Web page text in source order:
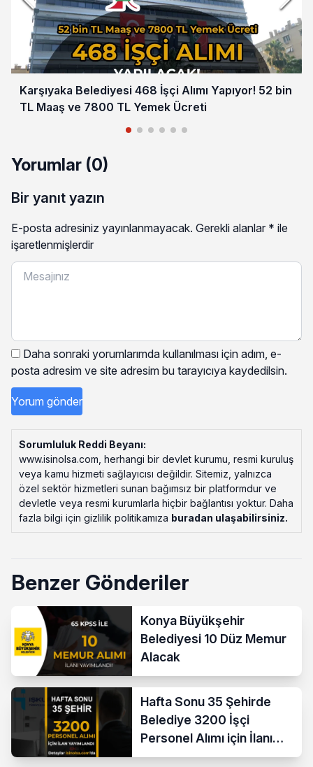
Karşıyaka Belediyesi 468 İşçi Alımı Yapıyor! 52 bin
TL Maaş ve 7800 TL Yemek Ücreti
Yorumlar (0)
Bir yanıt yazın
E-posta adresiniz yayınlanmayacak. Gerekli alanlar * ile
işaretlenmişlerdir
Daha sonraki yorumlarımda kullanılması için adım, e-
posta adresim ve site adresim bu tarayıcıya kaydedilsin.
Sorumluluk Reddi Beyanı:
www.isinolsa.com, herhangi bir devlet kurumu, resmi kuruluş
veya kamu hizmeti sağlayıcısı değildir. Sitemiz, yalnızca
özel sektör hizmetleri sunan bağımsız bir platformdur ve
devletle veya resmi kurumlarla hiçbir bağlantısı yoktur. Daha
fazla bilgi için gizlilik politikamıza buradan ulaşabilirsiniz.
Benzer Gönderiler
Konya Büyükşehir
Belediyesi 10 Düz Memur
Alacak
Hafta Sonu 35 Şehirde
Belediye 3200 İşçi
Personel Alımı için İlanı
Yayımladı!